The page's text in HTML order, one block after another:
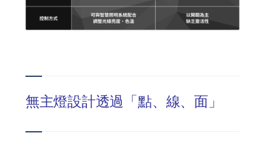
無主燈設計透過「點、線、面」